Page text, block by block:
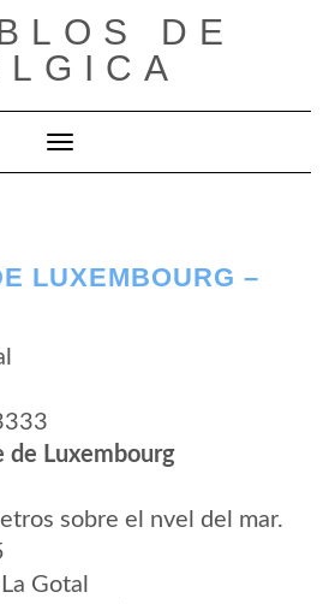
DE
Cambiar modo de navegación
LUXEMBOURG –
de Luxembourg
sobre el nvel del mar.
Gotal